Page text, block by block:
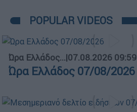
POPULAR VIDEOS
Ώρα Ελλάδος...|07.08.2026 09:59
Ώρα Ελλάδος 07/08/2026